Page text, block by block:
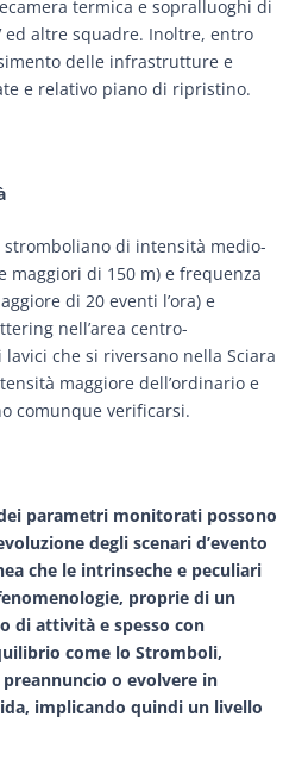
termica e sopralluoghi di
ed altre squadre. Inoltre, entro
delle infrastrutture e
e relativo piano di ripristino.
di intensità medio-
maggiori di 150 m) e frequenza
di 20 eventi l’ora) e
nell’area centro-
che si riversano nella Sciara
maggiore dell’ordinario e
comunque verificarsi.
parametri monitorati possono
degli scenari d’evento
che le intrinseche e peculiari
proprie di un
di attività e spesso con
come lo Stromboli,
o evolvere in
implicando quindi un livello